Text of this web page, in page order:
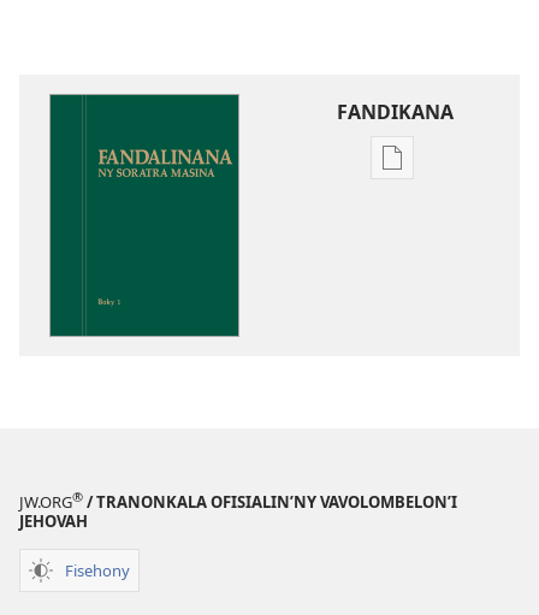
FANDIKANA
Fandikana
JW.ORG® / TRANONKALA OFISIALIN’NY VAVOLOMBELON’I
JEHOVAH
Fisehony